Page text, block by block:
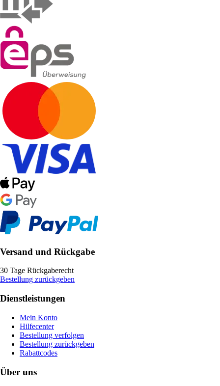
Versand und Rückgabe
30 Tage Rückgaberecht
Bestellung zurückgeben
Dienstleistungen
Mein Konto
Hilfecenter
Bestellung verfolgen
Bestellung zurückgeben
Rabattcodes
Über uns